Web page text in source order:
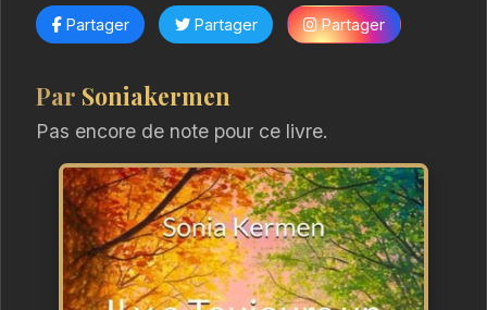
Partager Partager Partager
Par Soniakermen
Pas encore de note pour ce livre.